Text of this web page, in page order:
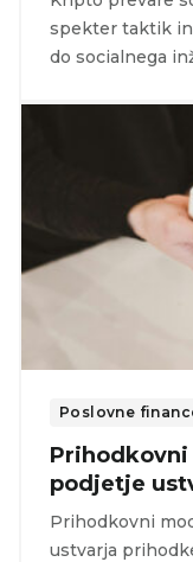
spekter taktik
do socialnega
Poslovne
Prihodkovni
podjetje
Prihodkovni
ustvarja